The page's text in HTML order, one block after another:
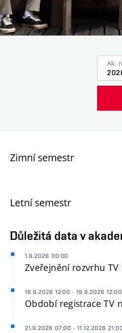
Ak.
Zimní semestr
Letní semestr
Důležitá data v
1.9.2026 00:00
Zveřejnění rozvrhu
16.9.2026 12:00 - 19.9.2026 12:00
Období registrace TV
21.9.2026 07:00 - 11.12.2026